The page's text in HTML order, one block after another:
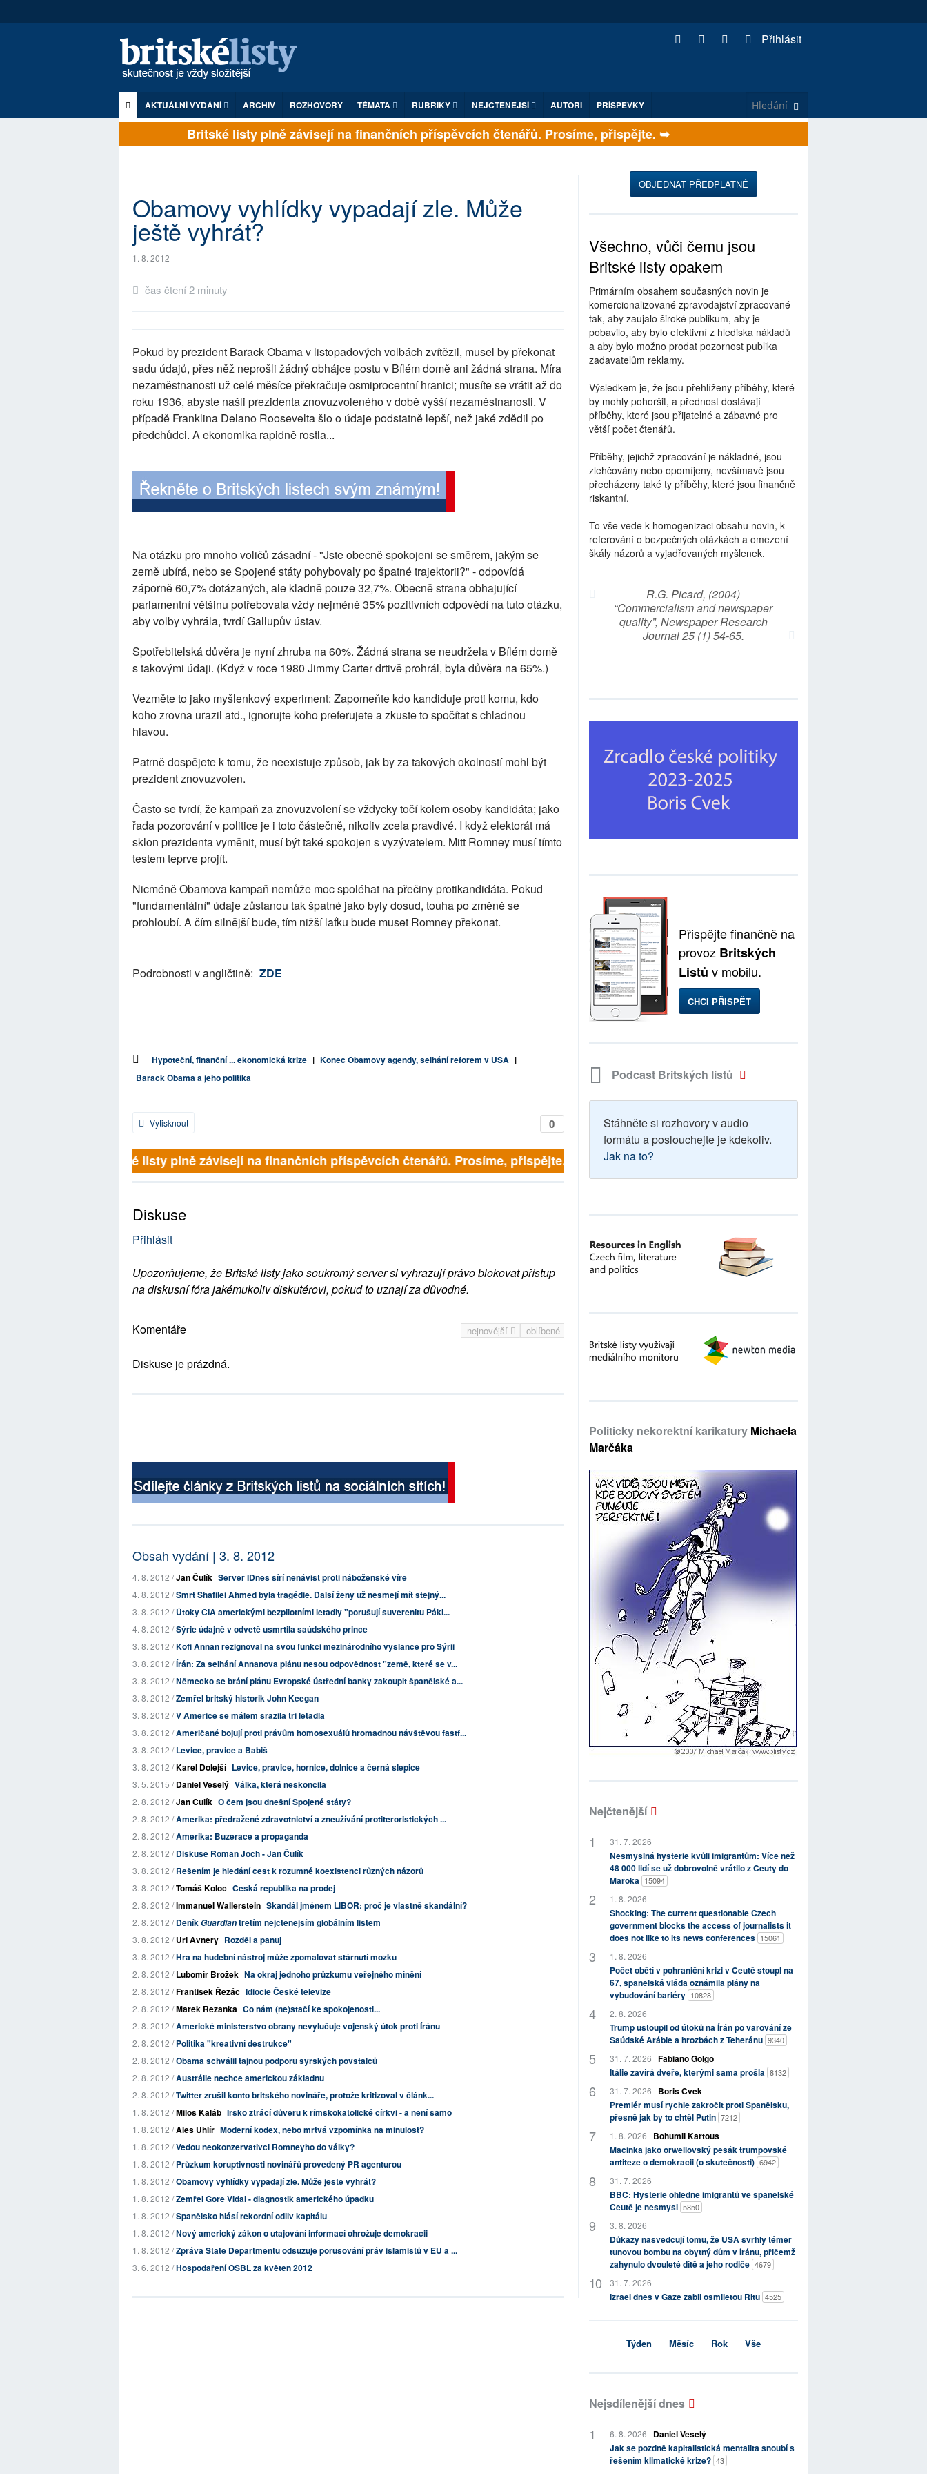
Přihlásit
AKTUÁLNÍ VYDÁNÍ ARCHIV ROZHOVORY TÉMATA RUBRIKY NEJČTENĚJŠÍ AUTOŘI PŘÍSPĚVKY
Britské listy plně závisejí na finančních příspěvcích čtenářů. Prosíme, přispějte. ➥
Obamovy vyhlídky vypadají zle. Může
ještě vyhrát?
1. 8. 2012
čas čtení 2 minuty
Pokud by prezident Barack Obama v listopadových volbách zvítězil, musel by překonat
sadu údajů, přes něž neprošli žádný obhájce postu v Bílém domě ani žádná strana. Míra
nezaměstnanosti už celé měsíce překračuje osmiprocentní hranici; musíte se vrátit až do
roku 1936, abyste našli prezidenta znovuzvoleného v době vyšší nezaměstnanosti. V
případě Franklina Delano Roosevelta šlo o údaje podstatně lepší, než jaké zdědil po
předchůdci. A ekonomika rapidně rostla...
Na otázku pro mnoho voličů zásadní - "Jste obecně spokojeni se směrem, jakým se
země ubírá, nebo se Spojené státy pohybovaly po špatné trajektorii?" - odpovídá
záporně 60,7% dotázaných, ale kladně pouze 32,7%. Obecně strana obhajující
parlamentní většinu potřebovala vždy nejméně 35% pozitivních odpovědí na tuto otázku,
aby volby vyhrála, tvrdí Gallupův ústav.
Spotřebitelská důvěra je nyní zhruba na 60%. Žádná strana se neudržela v Bílém domě
s takovými údaji. (Když v roce 1980 Jimmy Carter drtivě prohrál, byla důvěra na 65%.)
Vezměte to jako myšlenkový experiment: Zapomeňte kdo kandiduje proti komu, kdo
koho zrovna urazil atd., ignorujte koho preferujete a zkuste to spočítat s chladnou
hlavou.
Patrně dospějete k tomu, že neexistuje způsob, jak by za takových okolností mohl být
prezident znovuzvolen.
Často se tvrdí, že kampaň za znovuzvolení se vždycky točí kolem osoby kandidáta; jako
řada pozorování v politice je i toto částečně, nikoliv zcela pravdivé. I když elektorát má
sklon prezidenta vyměnit, musí být také spokojen s vyzývatelem. Mitt Romney musí tímto
testem teprve projít.
Nicméně Obamova kampaň nemůže moc spoléhat na přečiny protikandidáta. Pokud
"fundamentální" údaje zůstanou tak špatné jako byly dosud, touha po změně se
prohloubí. A čím silnější bude, tím nižší laťku bude muset Romney překonat.
Podrobnosti v angličtině: ZDE
Hypoteční, finanční ... ekonomická krize | Konec Obamovy agendy, selhání reforem v USA |
Barack Obama a jeho politika
0
Vytisknout
Britské listy plně závisejí na finančních příspěvcích čtenářů. Prosíme, přispějte. ➥
Diskuse
Přihlásit
Upozorňujeme, že Britské listy jako soukromý server si vyhrazují právo blokovat přístup
na diskusní fóra jakémukoliv diskutérovi, pokud to uznají za důvodné.
nejnovější oblíbené
Komentáře
Diskuse je prázdná.
Obsah vydání | 3. 8. 2012
4. 8. 2012 /Jan Čulík Server IDnes šíří nenávist proti náboženské víře
4. 8. 2012 /Smrt Shafilei Ahmed byla tragédie. Další ženy už nesmějí mít stejný...
3. 8. 2012 /Útoky CIA americkými bezpilotními letadly "porušují suverenitu Páki...
4. 8. 2012 /Sýrie údajně v odvetě usmrtila saúdského prince
3. 8. 2012 /Kofi Annan rezignoval na svou funkci mezinárodního vyslance pro Sýrii
3. 8. 2012 /Írán: Za selhání Annanova plánu nesou odpovědnost "země, které se v...
3. 8. 2012 /Německo se brání plánu Evropské ústřední banky zakoupit španělské a...
3. 8. 2012 /Zemřel britský historik John Keegan
3. 8. 2012 /V Americe se málem srazila tři letadla
3. 8. 2012 /Američané bojují proti právům homosexuálů hromadnou návštěvou fastf...
3. 8. 2012 /Levice, pravice a Babiš
3. 8. 2012 /Karel Dolejší Levice, pravice, hornice, dolnice a černá slepice
3. 5. 2015 /Daniel Veselý Válka, která neskončila
2. 8. 2012 /Jan Čulík O čem jsou dnešní Spojené státy?
2. 8. 2012 /Amerika: předražené zdravotnictví a zneužívání protiteroristických ...
2. 8. 2012 /Amerika: Buzerace a propaganda
2. 8. 2012 /Diskuse Roman Joch - Jan Čulík
3. 8. 2012 /Řešením je hledání cest k rozumné koexistenci různých názorů
3. 8. 2012 /Tomáš Koloc Česká republika na prodej
2. 8. 2012 /Immanuel Wallerstein Skandál jménem LIBOR: proč je vlastně skandální?
2. 8. 2012 /DeníkGuardiantřetím nejčtenějším globálním listem
3. 8. 2012 /Uri Avnery Rozděl a panuj
3. 8. 2012 /Hra na hudební nástroj může zpomalovat stárnutí mozku
2. 8. 2012 /Lubomír Brožek Na okraj jednoho průzkumu veřejného mínění
2. 8. 2012 /František Řezáč Idiocie České televize
2. 8. 2012 /Marek Řezanka Co nám (ne)stačí ke spokojenosti...
2. 8. 2012 /Americké ministerstvo obrany nevylučuje vojenský útok proti Íránu
2. 8. 2012 /Politika "kreativní destrukce"
2. 8. 2012 /Obama schválil tajnou podporu syrských povstalců
2. 8. 2012 /Austrálie nechce americkou základnu
2. 8. 2012 /Twitter zrušil konto britského novináře, protože kritizoval v článk...
1. 8. 2012 /Miloš Kaláb Irsko ztrácí důvěru k římskokatolické církvi - a není samo
1. 8. 2012 /Aleš Uhlíř Moderní kodex, nebo mrtvá vzpomínka na minulost?
1. 8. 2012 /Vedou neokonzervativci Romneyho do války?
1. 8. 2012 /Průzkum koruptivnosti novinářů provedený PR agenturou
1. 8. 2012 /Obamovy vyhlídky vypadají zle. Může ještě vyhrát?
1. 8. 2012 /Zemřel Gore Vidal - diagnostik amerického úpadku
1. 8. 2012 /Španělsko hlásí rekordní odliv kapitálu
1. 8. 2012 /Nový americký zákon o utajování informací ohrožuje demokracii
1. 8. 2012 /Zpráva State Departmentu odsuzuje porušování práv islamistů v EU a ...
3. 6. 2012 /Hospodaření OSBL za květen 2012
OBJEDNAT PŘEDPLATNÉ
Všechno, vůči čemu jsou
Britské listy opakem
Primárním obsahem současných novin je
komercionalizované zpravodajství zpracované
tak, aby zaujalo široké publikum, aby je
pobavilo, aby bylo efektivní z hlediska nákladů
a aby bylo možno prodat pozornost publika
zadavatelům reklamy.
Výsledkem je, že jsou přehlíženy příběhy, které
by mohly pohoršit, a přednost dostávají
příběhy, které jsou přijatelné a zábavné pro
větší počet čtenářů.
Příběhy, jejichž zpracování je nákladné, jsou
zlehčovány nebo opomíjeny, nevšímavě jsou
přecházeny také ty příběhy, které jsou finančně
riskantní.
To vše vede k homogenizaci obsahu novin, k
referování o bezpečných otázkách a omezení
škály názorů a vyjadřovaných myšlenek.
R.G. Picard, (2004)
“Commercialism and newspaper
quality”, Newspaper Research
Journal 25 (1) 54-65.
Přispějte finančně na
provoz Britských
Listů v mobilu.
CHCI PŘISPĚT
Podcast Britských listů
Stáhněte si rozhovory v audio
formátu a poslouchejte je kdekoliv.
Jak na to?
Politicky nekorektní karikatury Michaela
Marčáka
Nejčtenější
31. 7. 2026
Nesmyslná hysterie kvůli imigrantům: Více než
48 000 lidí se už dobrovolně vrátilo z Ceuty do
Maroka 15094
1. 8. 2026
Shocking: The current questionable Czech
government blocks the access of journalists it
does not like to its news conferences 15061
1. 8. 2026
Počet obětí v pohraniční krizi v Ceutě stoupl na
67, španělská vláda oznámila plány na
vybudování bariéry 10828
2. 8. 2026
Trump ustoupil od útoků na Írán po varování ze
Saúdské Arábie a hrozbách z Teheránu 9340
31. 7. 2026 Fabiano Golgo
Itálie zavírá dveře, kterými sama prošla 8132
31. 7. 2026
Boris Cvek
Premiér musí rychle zakročit proti Španělsku,
přesně jak by to chtěl Putin 7212
1. 8. 2026
Bohumil Kartous
Macinka jako orwellovský pěšák trumpovské
antiteze o demokracii (o skutečnosti) 6942
31. 7. 2026
BBC: Hysterie ohledně imigrantů ve španělské
Ceutě je nesmysl 5850
3. 8. 2026
Důkazy nasvědčují tomu, že USA svrhly téměř
tunovou bombu na obytný dům v Íránu, přičemž
zahynulo dvouleté dítě a jeho rodiče 4679
31. 7. 2026
Izrael dnes v Gaze zabil osmiletou Ritu 4525
Týden Měsíc Rok Vše
Nejsdílenější dnes
6. 8. 2026
Daniel Veselý
Jak se pozdně kapitalistická mentalita snoubí s
řešením klimatické krize? 43